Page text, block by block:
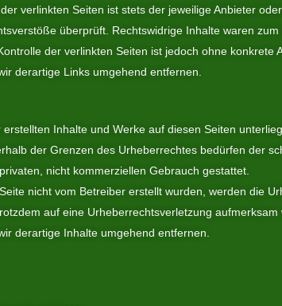
verlinkten Seiten ist stets der jeweilige Anbieter
überprüft. Rechtswidrige Inhalte waren
der verlinkten Seiten ist jedoch ohne
derartige Links umgehend entfernen.
Inhalte und Werke auf diesen Seiten
der Grenzen des Urheberrechtes bedürfen der
nicht kommerziellen Gebrauch gestattet.
nicht vom Betreiber erstellt wurden, werden die
auf eine Urheberrechtsverletzung
derartige Inhalte umgehend entfernen.